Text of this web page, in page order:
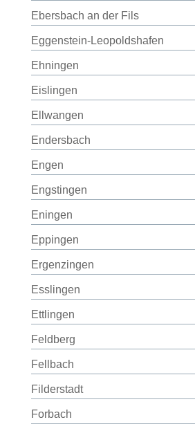
Ebersbach an der Fils
Eggenstein-Leopoldshafen
Ehningen
Eislingen
Ellwangen
Endersbach
Engen
Engstingen
Eningen
Eppingen
Ergenzingen
Esslingen
Ettlingen
Feldberg
Fellbach
Filderstadt
Forbach